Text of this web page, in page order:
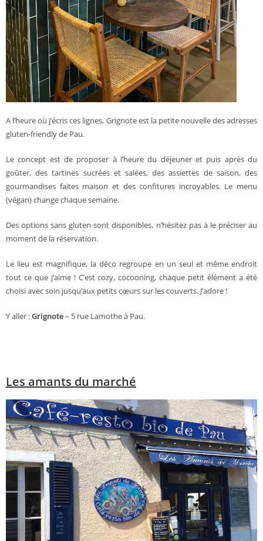
A l’heure où j’écris ces lignes, Grignote est la petite nouvelle des adresses
gluten-friendly de Pau.
Le concept est de proposer à l’heure du déjeuner et puis après du
goûter, des tartines sucrées et salées, des assiettes de saison, des
gourmandises faites maison et des confitures incroyables. Le menu
(végan) change chaque semaine.
Des options sans gluten sont disponibles, n’hésitez pas à le préciser au
moment de la réservation.
Le lieu est magnifique, la déco regroupe en un seul et même endroit
tout ce que j’aime ! C’est cozy, cocooning, chaque petit élément a été
choisi avec soin jusqu’aux petits cœurs sur les couverts. J’adore !
Y aller :Grignote– 5 rue Lamothe à Pau.
Les amants du marché